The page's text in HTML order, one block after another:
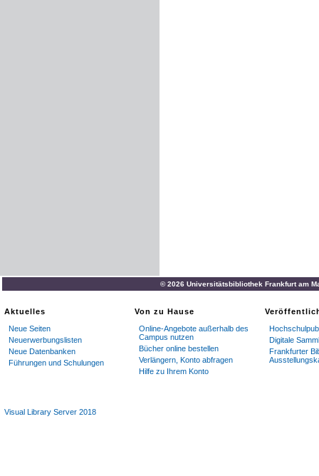
© 2026 Universitätsbibliothek Frankfurt am
Aktuelles
Neue Seiten
Neuerwerbungslisten
Neue Datenbanken
Führungen und Schulungen
Von zu Hause
Online-Angebote außerhalb des
Campus nutzen
Bücher online bestellen
Verlängern, Konto abfragen
Hilfe zu Ihrem Konto
Digitale
Frankfurter
Visual Library Server 2018